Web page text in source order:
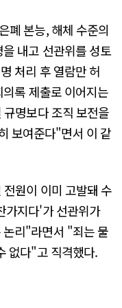
폐 본능, 해체 수준의
내고 선관위를 성토
처리 후 열람만 허
록 제출로 이어지는
명보다 조직 보전을
보여준다"면서 이 같
원이 이미 고발돼 수
가지다'가 선관위가
논리"라면서 "죄는 물
없다"고 직격했다.